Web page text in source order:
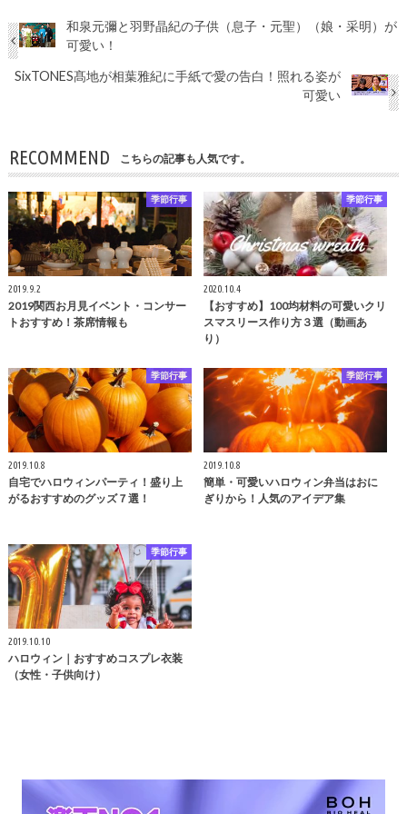
和泉元彌と羽野晶紀の子供（息子・元聖）（娘・采明）が
可愛い！
SixTONES髙地が相葉雅紀に手紙で愛の告白！照れる姿が
可愛い
RECOMMEND こちらの記事も人気です。
季節行事
2019.9.2
2019関西お月見イベント・コンサー
トおすすめ！茶席情報も
季節行事
2020.10.4
【おすすめ】100均材料の可愛いクリ
スマスリース作り方３選（動画あ
り）
季節行事
2019.10.8
自宅でハロウィンパーティ！盛り上
がるおすすめのグッズ７選！
季節行事
2019.10.8
簡単・可愛いハロウィン弁当はおに
ぎりから！人気のアイデア集
季節行事
2019.10.10
ハロウィン｜おすすめコスプレ衣装
（女性・子供向け）